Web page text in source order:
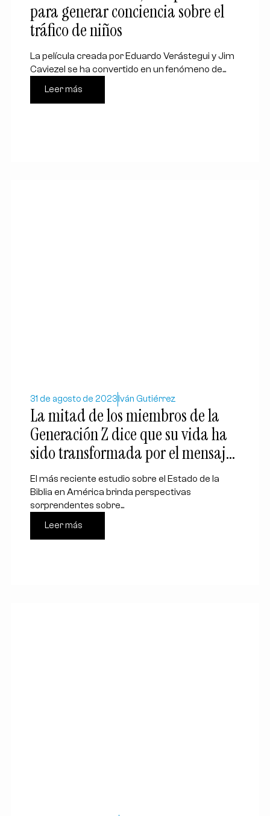
para generar conciencia sobre el
tráfico de niños
La película creada por Eduardo Verástegui y Jim
Caviezel se ha convertido en un fenómeno de...
Leer más
31 de agosto de 2023 Iván Gutiérrez
La mitad de los miembros de la
Generación Z dice que su vida ha
sido transformada por el mensaje
de la Biblia
El más reciente estudio sobre el Estado de la
Biblia en América brinda perspectivas
sorprendentes sobre...
Leer más